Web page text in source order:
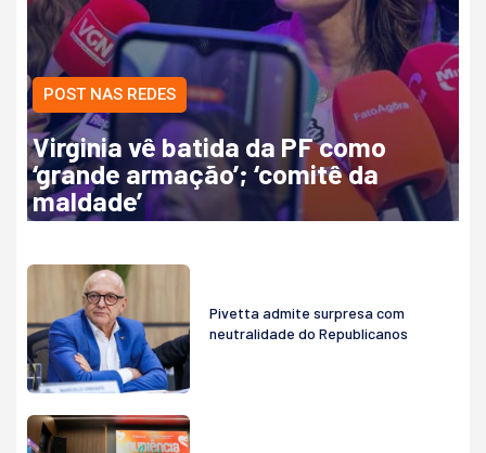
POST NAS REDES
Virginia vê batida da PF como
‘grande armação’; ‘comitê da
maldade’
Pivetta admite surpresa com
neutralidade do Republicanos